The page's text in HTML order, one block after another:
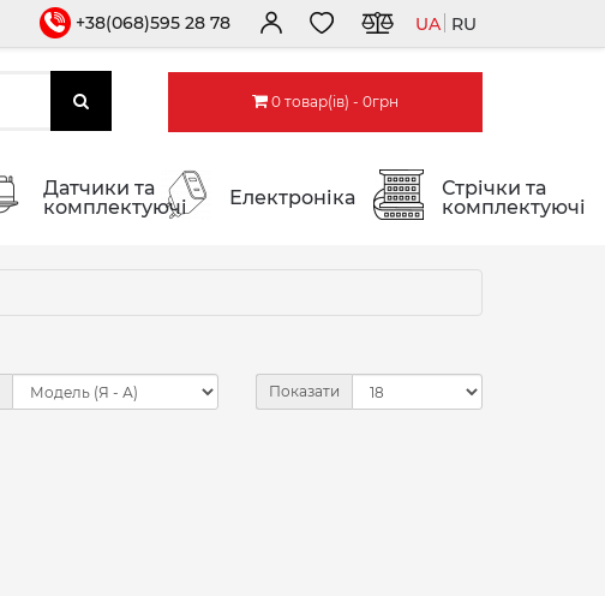
+38(068)595 28 78 UA RU
0 товар(ів) - 0грн
Датчики та
комплектуючі
Електроніка
Стрічки та
комплектуючі
Показати